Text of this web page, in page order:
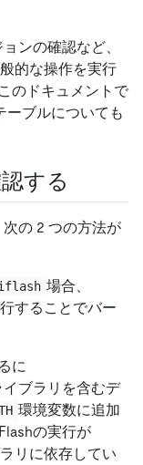
ンの確認など、
的な操作を実行
のドキュメントで
ーブルについても
する
の 2 つの方法が
場合、
することでバー
に
ブラリを含むデ
環境変数に追加
の実行が
リに依存してい